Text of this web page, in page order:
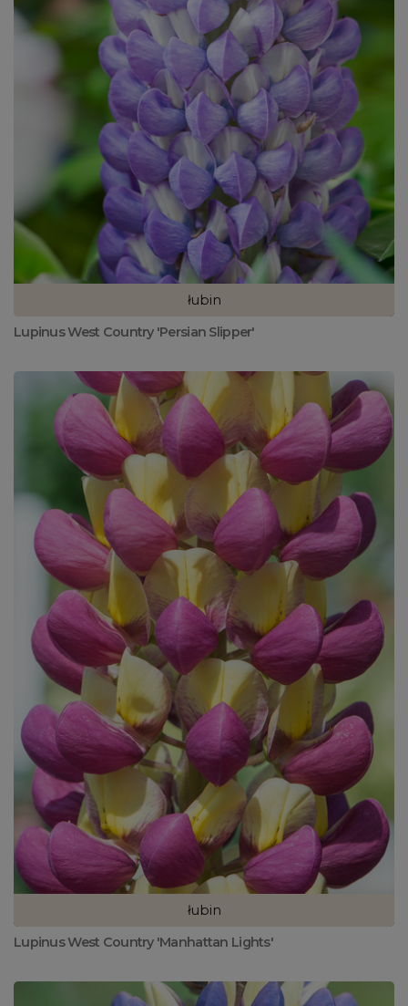
łubin
Lupinus West Country 'Persian Slipper'
łubin
Lupinus West Country 'Manhattan Lights'